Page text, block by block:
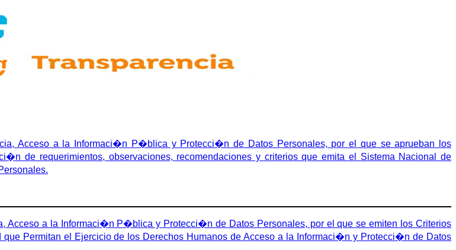
Acceso a la Informaci�n P�blica y Protecci�n de Datos Personales, por el que se aprueban los
de requerimientos, observaciones, recomendaciones y criterios que emita el Sistema Nacional de
Acceso a la Informaci�n P�blica y Protecci�n de Datos Personales, por el que se emiten los Criterios
Permitan el Ejercicio de los Derechos Humanos de Acceso a la Informaci�n y Protecci�n de Datos